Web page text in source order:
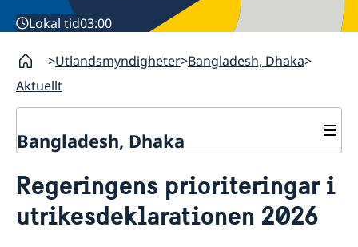
Lokal tid03:00
Utlandsmyndigheter Bangladesh, Dhaka
Aktuellt
Bangladesh, Dhaka
Om oss
Ambassadens personal
Så stöttar vi svenska företag
Regeringens prioriteringar i
utrikesdeklarationen 2026